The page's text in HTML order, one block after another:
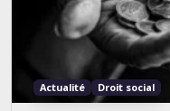
Actualité Droit social